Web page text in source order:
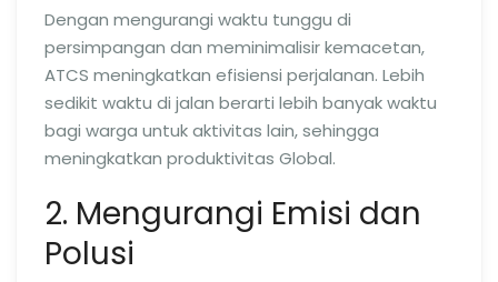
Dengan mengurangi waktu tunggu di
persimpangan dan meminimalisir kemacetan,
ATCS meningkatkan efisiensi perjalanan. Lebih
sedikit waktu di jalan berarti lebih banyak waktu
bagi warga untuk aktivitas lain, sehingga
meningkatkan produktivitas Global.
2. Mengurangi Emisi dan
Polusi